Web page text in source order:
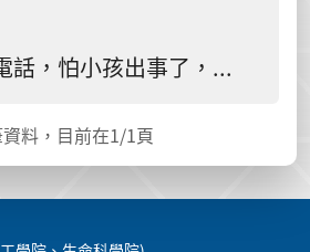
我接到恐嚇電話，怕小孩出事了，但小孩手機不通，可不可以幫我找找看？
料，目前在1/1頁